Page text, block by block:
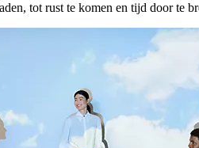
tot rust te komen en tijd door te